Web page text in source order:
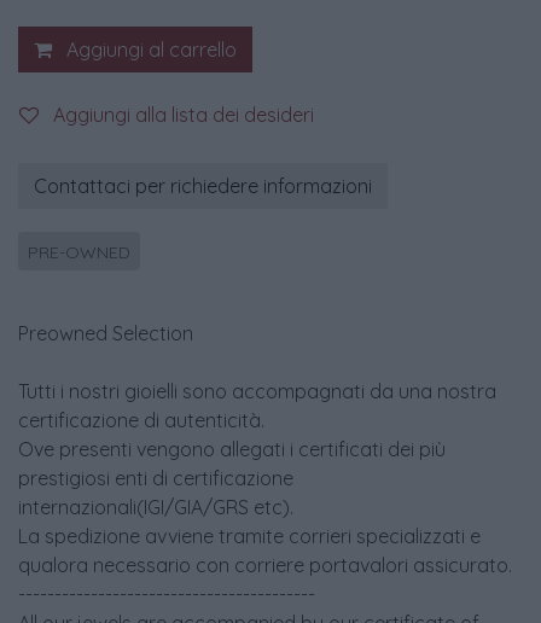
Aggiungi al carrello
Aggiungi alla lista dei desideri
Contattaci per richiedere informazioni
PRE-OWNED
Preowned Selection
Tutti i nostri gioielli sono accompagnati da una nostra
certificazione di autenticità.
Ove presenti vengono allegati i certificati dei più
prestigiosi enti di certificazione
internazionali(IGI/GIA/GRS etc).
La spedizione avviene tramite corrieri specializzati e
qualora necessario con corriere portavalori assicurato.
-----------------------------------------